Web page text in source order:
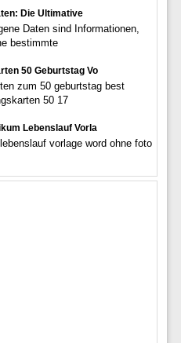
Die Ultimative
Daten sind Informationen,
bestimmte
50 Geburtstag Vo
zum 50 geburtstag best
50 17
Lebenslauf Vorla
vorlage word ohne foto